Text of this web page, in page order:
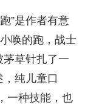
”是作者有意
唤的跑，战士
茅草针扎了一
纯儿童口
一种技能，也